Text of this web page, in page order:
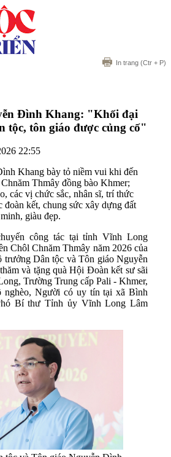
In trang (Ctr + P)
Đình Khang: "Khối đại
tộc, tôn giáo được củng cố"
22:55
Khang bày tỏ niềm vui khi đến
Thmây đồng bào Khmer;
các vị chức sắc, nhân sĩ, trí thức
kết, chung sức xây dựng đất
giàu đẹp.
công tác tại tỉnh Vĩnh Long
Chôl Chnăm Thmây năm 2026 của
trưởng Dân tộc và Tôn giáo Nguyễn
và tặng quà Hội Đoàn kết sư sãi
Trường Trung cấp Pali - Khmer,
nghèo, Người có uy tín tại xã Bình
Bí thư Tỉnh ủy Vĩnh Long Lâm